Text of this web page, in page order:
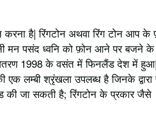
करना है| रिंगटोन अथवा रिंग टोन आप के
मन पसंद ध्वनि को फ़ोन आने पर बजने के
वितरण 1998 के वसंत में फिनलैंड देश में
लम्बी श्रृंखला उपलब्ध है जिनके द्वारा
की जा सकती है; रिंगटोन के प्रकार जैसे